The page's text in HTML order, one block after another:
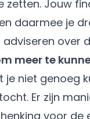
zetten. Jouw
daarmee je
adviseren over
meer te
je niet genoeg
Er zijn
voor de